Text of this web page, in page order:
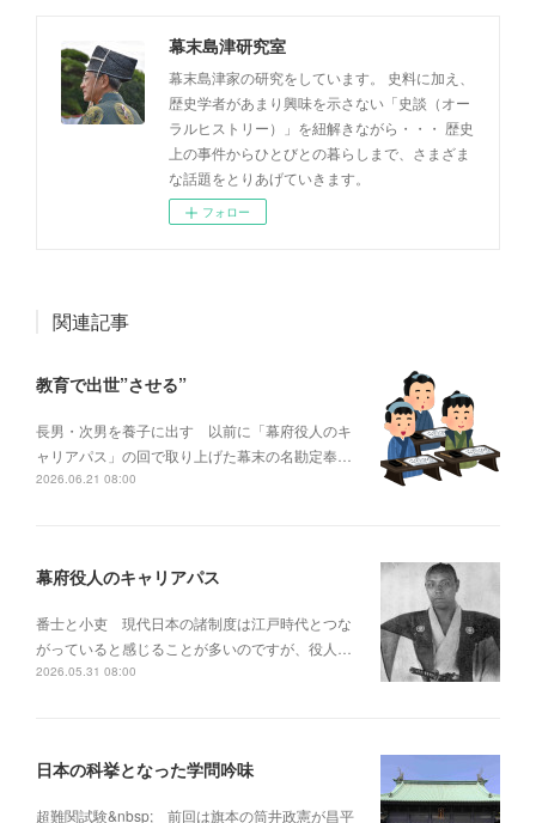
幕末島津研究室
幕末島津家の研究をしています。 史料に加え、
歴史学者があまり興味を示さない「史談（オー
ラルヒストリー）」を紐解きながら・・・ 歴史
上の事件からひとびとの暮らしまで、さまざま
な話題をとりあげていきます。
フォロー
関連記事
教育で出世”させる”
長男・次男を養子に出す 以前に「幕府役人のキ
ャリアパス」の回で取り上げた幕末の名勘定奉…
2026.06.21 08:00
幕府役人のキャリアパス
番士と小吏 現代日本の諸制度は江戸時代とつな
がっていると感じることが多いのですが、役人…
2026.05.31 08:00
日本の科挙となった学問吟味
超難関試験&nbsp; 前回は旗本の筒井政憲が昌平